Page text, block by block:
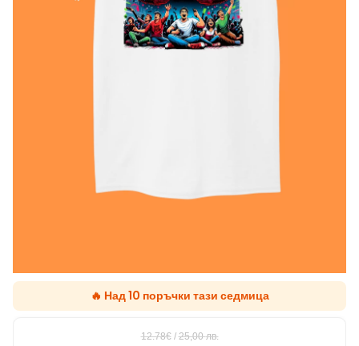
🔥 Над 10 поръчки тази седмица
12.78€ / 25,00лв.